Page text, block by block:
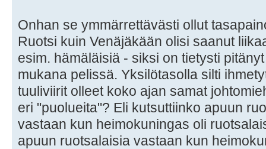
Onhan se ymmärrettävästi ollut
Ruotsi kuin Venäjäkään olisi saanut
esim. hämäläisiä - siksi on tietysti
mukana pelissä. Yksilötasolla silti
tuuliviirit olleet koko ajan samat
eri "puolueita"? Eli kutsuttiinko apuun
vastaan kun heimokuningas oli
apuun ruotsalaisia vastaan kun